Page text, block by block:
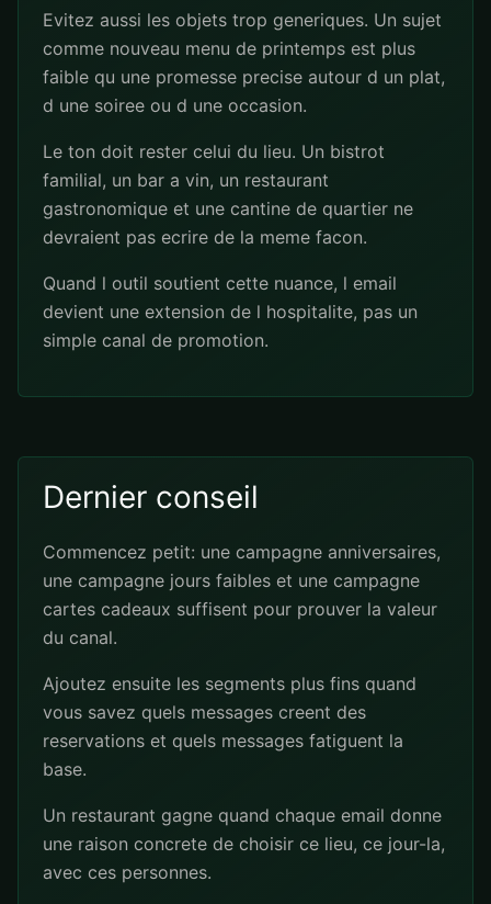
Evitez aussi les objets trop generiques. Un sujet
comme nouveau menu de printemps est plus
faible qu une promesse precise autour d un plat,
d une soiree ou d une occasion.
Le ton doit rester celui du lieu. Un bistrot
familial, un bar a vin, un restaurant
gastronomique et une cantine de quartier ne
devraient pas ecrire de la meme facon.
Quand l outil soutient cette nuance, l email
devient une extension de l hospitalite, pas un
simple canal de promotion.
Dernier conseil
Commencez petit: une campagne anniversaires,
une campagne jours faibles et une campagne
cartes cadeaux suffisent pour prouver la valeur
du canal.
Ajoutez ensuite les segments plus fins quand
vous savez quels messages creent des
reservations et quels messages fatiguent la
base.
Un restaurant gagne quand chaque email donne
une raison concrete de choisir ce lieu, ce jour-la,
avec ces personnes.